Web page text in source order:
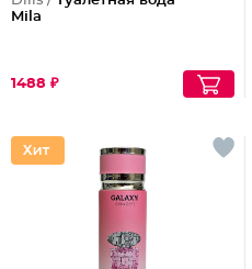
Mila
1488 ₽